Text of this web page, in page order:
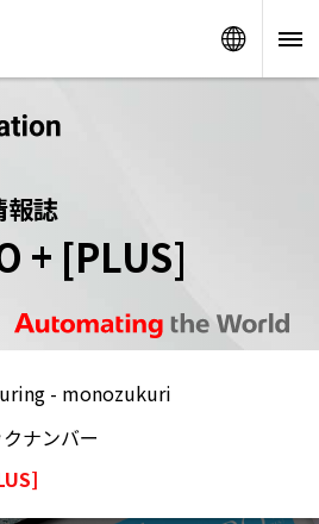
報誌
+ [PLUS]
- monozukuri
ナンバー